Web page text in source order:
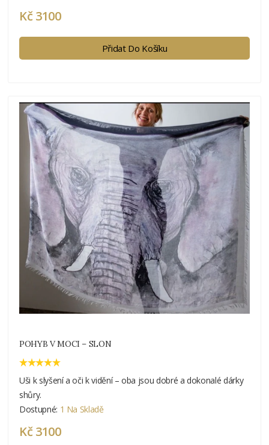
Kč 3100
Přidat Do Košíku
POHYB V MOCI – SLON
Uši k slyšení a oči k vidění – oba jsou dobré a dokonalé dárky
shůry.
Dostupné: 1 Na Skladě
Kč 3100